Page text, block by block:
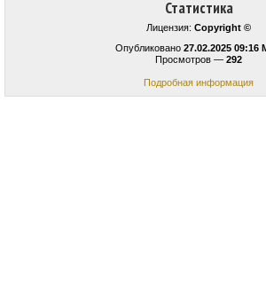
Статистика
Лицензия: Copyright ©
Опубликовано 27.02.2025 09:16
Просмотров — 292
Подробная информация